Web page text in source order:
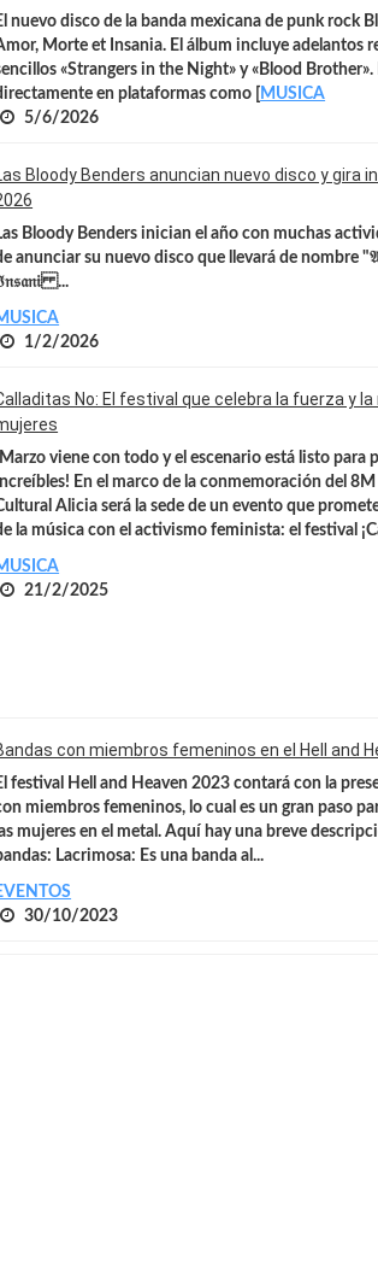
nuevo disco de la banda mexicana de punk rock
Morte et Insania. El álbum incluye adelantos
«Strangers in the Night» y «Blood Brother».
en plataformas como [
MUSICA
5/6/2026
Bloody Benders anuncian nuevo disco y gira
Bloody Benders inician el año con muchas
anunciar su nuevo disco que llevará de nombre
...
1/2/2026
No: El festival que celebra la fuerza y
viene con todo y el escenario está listo para
En el marco de la conmemoración del
Alicia será la sede de un evento que
la música con el activismo feminista: el festival
21/2/2025
con miembros femeninos en el Hell and
festival Hell and Heaven 2023 contará con la
miembros femeninos, lo cual es un gran paso
mujeres en el metal. Aquí hay una breve
Lacrimosa: Es una banda al...
30/10/2023